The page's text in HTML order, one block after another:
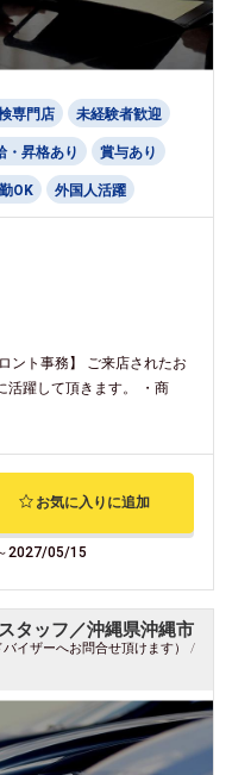
専門店 未経験者歓迎
・昇格あり 賞与あり
OK 外国人活躍
ント事務】 ご来店されたお
活躍して頂きます。 ・商
お気に入りに追加
2027/05/15
タッフ／沖縄県沖縄市
イザーへお問合せ頂けます） /